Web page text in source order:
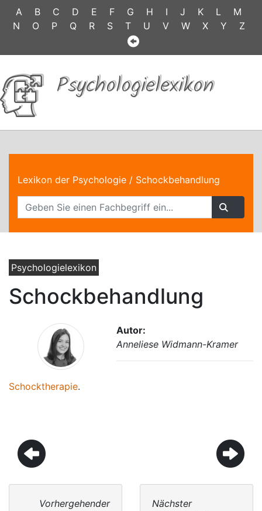
A B C D E F G H I J K L
M
N
O P Q R S T U V W X Y Z
Psychologielexikon
Lexikon der Psychologie / Schockbehandlung
Psychologielexikon
Schockbehandlung
Autor:
Anneliese Widmann-Kramer
Schocktherapie.
Vorhergehender
Nächster